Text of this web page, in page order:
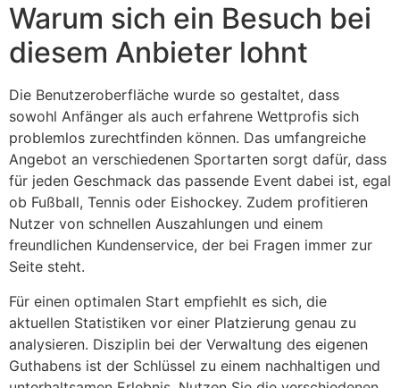
Warum sich ein Besuch bei
diesem Anbieter lohnt
Die Benutzeroberfläche wurde so gestaltet, dass
sowohl Anfänger als auch erfahrene Wettprofis sich
problemlos zurechtfinden können. Das umfangreiche
Angebot an verschiedenen Sportarten sorgt dafür, dass
für jeden Geschmack das passende Event dabei ist, egal
ob Fußball, Tennis oder Eishockey. Zudem profitieren
Nutzer von schnellen Auszahlungen und einem
freundlichen Kundenservice, der bei Fragen immer zur
Seite steht.
Für einen optimalen Start empfiehlt es sich, die
aktuellen Statistiken vor einer Platzierung genau zu
analysieren. Disziplin bei der Verwaltung des eigenen
Guthabens ist der Schlüssel zu einem nachhaltigen und